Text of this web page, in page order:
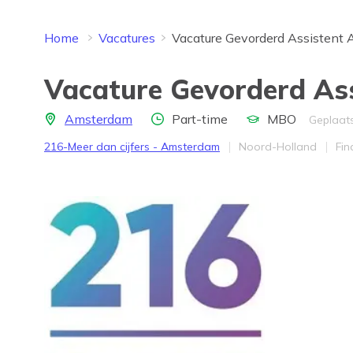
Home Vacatures Vacature Gevorderd Assistent
Vacature Gevorderd
LocatieAmsterdam Aantal uren
Part-time Opleidingsniveau
MBO
Bedrijf
216-Meer dan cijfers - Amsterdam Provincie
Noord-Holland